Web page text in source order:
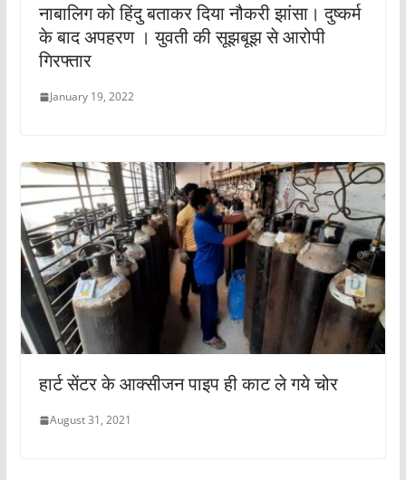
नाबालिग को हिंदु बताकर दिया नौकरी झांसा। दुष्कर्म
के बाद अपहरण । युवती की सूझबूझ से आरोपी
गिरफ्तार
January 19, 2022
हार्ट सेंटर के आक्सीजन पाइप ही काट ले गये चोर
August 31, 2021